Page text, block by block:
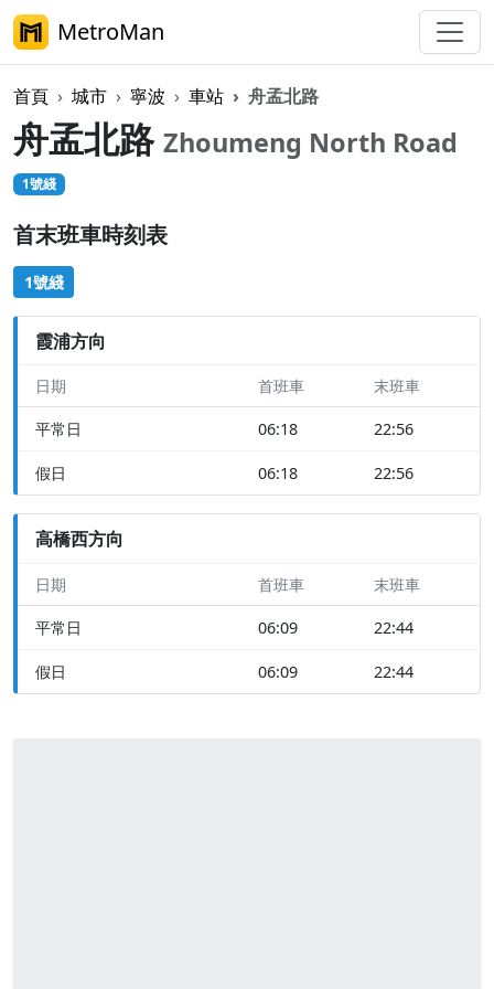
MetroMan
首頁 城市 寧波 車站 舟孟北路
舟孟北路 Zhoumeng North Road
1號綫
首末班車時刻表
1號綫
霞浦方向
日期 首班車 末班車
平常日 06:18 22:56
假日 06:18 22:56
高橋西方向
日期 首班車 末班車
平常日 06:09 22:44
假日 06:09 22:44